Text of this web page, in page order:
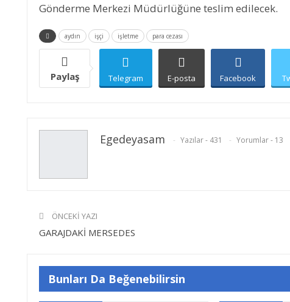
Gönderme Merkezi Müdürlüğüne teslim edilecek.
aydın işçi işletme para cezası
Paylaş Telegram E-posta Facebook
Egedeyasam Yazılar - 431 Yorumlar - 13
ÖNCEKI YAZI
GARAJDAKİ MERSEDES
Bunları Da Beğenebilirsin